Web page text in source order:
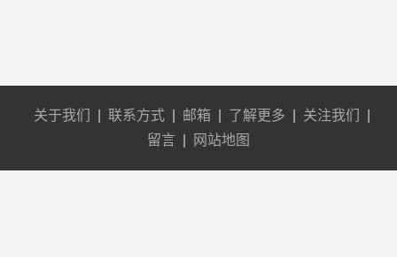
关于我们 联系方式 邮箱 了解更多 关注我们
留言
网站地图